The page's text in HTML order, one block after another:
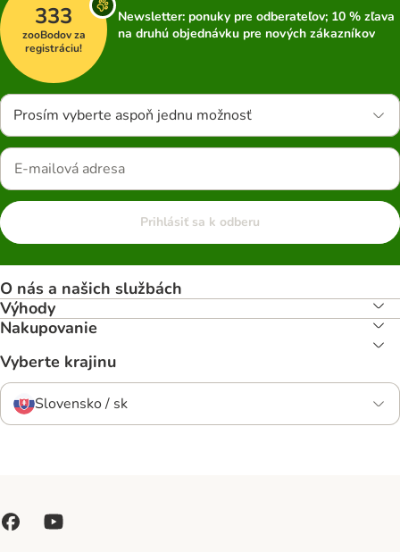
333
zooBodov za
registráciu!
Newsletter: ponuky pre odberateľov; 10 % zľava
na druhú objednávku pre nových zákazníkov
Prosím vyberte aspoň jednu možnosť
Prihlásiť sa k odberu
O nás a našich službách
Výhody
Nakupovanie
Vyberte krajinu
Slovensko / sk